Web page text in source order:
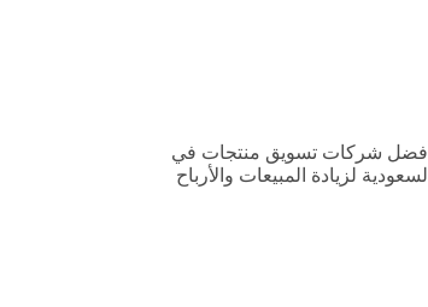
أفضل شركات تسويق منتجات في
السعودية لزيادة المبيعات والأرباح